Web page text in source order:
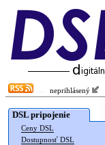
neprihlásený
DSL pripojenie
Ceny DSL
Dostupnosť DSL